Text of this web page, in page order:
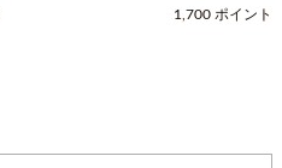
1,700 ポイント